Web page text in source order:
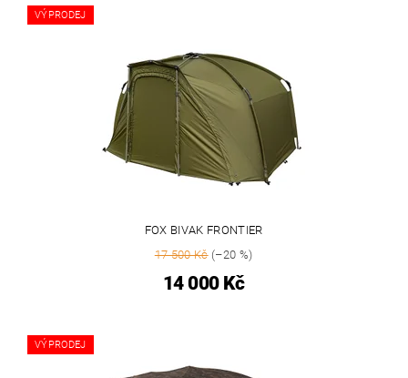
VÝPRODEJ
FOX BIVAK FRONTIER
17 500 Kč(–20 %)
14 000 Kč
VÝPRODEJ